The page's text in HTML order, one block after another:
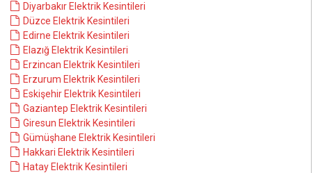
Diyarbakır Elektrik Kesintileri
Düzce Elektrik Kesintileri
Edirne Elektrik Kesintileri
Elazığ Elektrik Kesintileri
Erzincan Elektrik Kesintileri
Erzurum Elektrik Kesintileri
Eskişehir Elektrik Kesintileri
Gaziantep Elektrik Kesintileri
Giresun Elektrik Kesintileri
Gümüşhane Elektrik Kesintileri
Hakkari Elektrik Kesintileri
Hatay Elektrik Kesintileri